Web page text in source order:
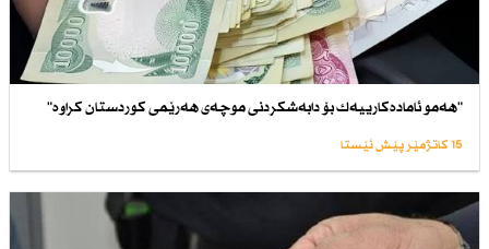
"هەمو ئامادەكارییەك بۆ دابەشكردنی موچەی هەرێمی كوردستان كراوە"
15 کاتژمێر پێش ئێستا